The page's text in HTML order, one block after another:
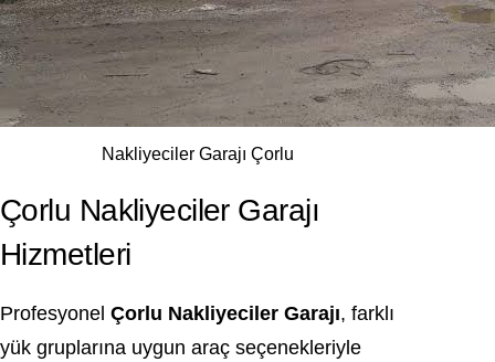
Nakliyeciler Garajı Çorlu
Çorlu Nakliyeciler Garajı
Hizmetleri
Profesyonel Çorlu Nakliyeciler Garajı, farklı
yük gruplarına uygun araç seçenekleriyle